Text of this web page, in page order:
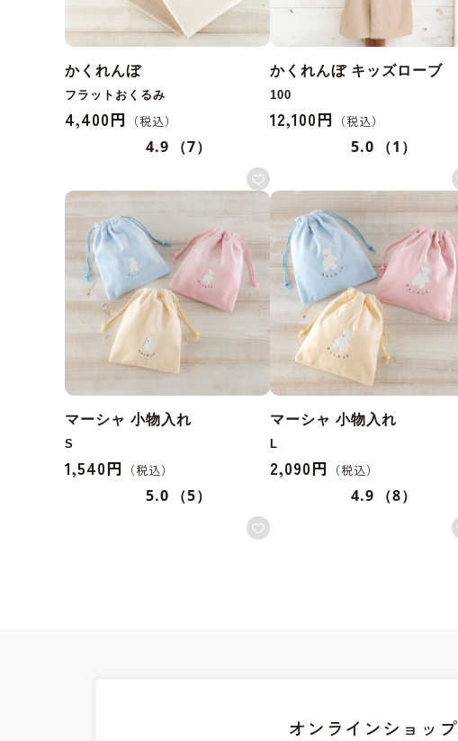
かくれんぼ
フラットおくるみ
4,400円
4.9 （7）
かくれんぼ キッズローブ
100
12,100円
5.0 （1）
マーシャ 小物入れ
S
1,540円
5.0 （5）
マーシャ 小物入れ
L
2,090円
4.9 （8）
オンラインショップ